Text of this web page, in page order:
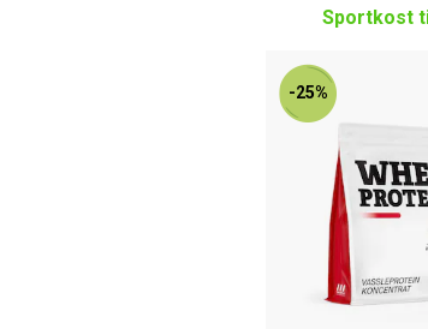
Sportkost
-25%